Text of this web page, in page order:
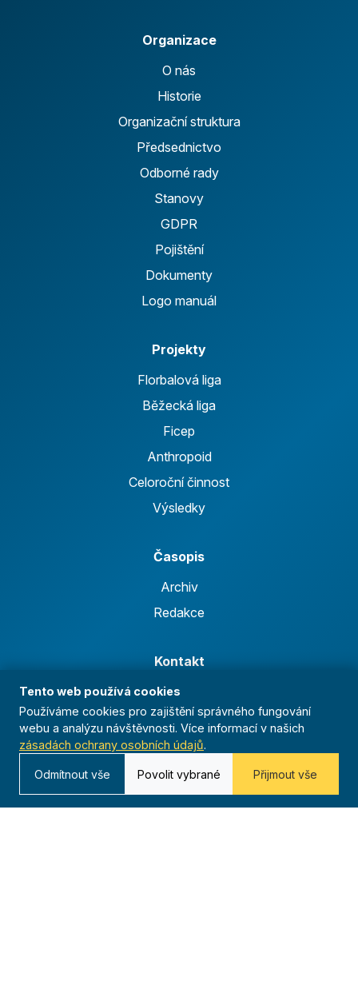
Organizace
O nás
Historie
Organizační struktura
Předsednictvo
Odborné rady
Stanovy
GDPR
Pojištění
Dokumenty
Logo manuál
Projekty
Florbalová liga
Běžecká liga
Ficep
Anthropoid
Celoroční činnost
Výsledky
Časopis
Archiv
Redakce
Kontakt
Kurská 792/3,
625 00 Brno
IČO 00544833
Kontaktujte nás
Tento web používá cookies
Používáme cookies pro zajištění správného fungování
webu a analýzu návštěvnosti. Více informací v našich
zásadách ochrany osobních údajů.
Odmítnout vše Povolit vybrané Přijmout vše